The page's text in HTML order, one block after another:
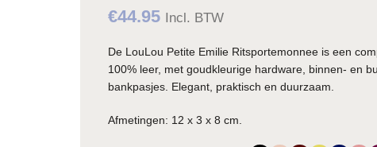
€44.95 Incl. BTW
De LouLou Petite Emilie Ritsportemonnee is een
100% leer, met goudkleurige hardware, binnen- en
bankpasjes. Elegant, praktisch en duurzaam.
Afmetingen: 12 x 3 x 8 cm.